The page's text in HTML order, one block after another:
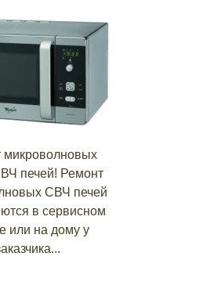
микроволновых
печей! Ремонт
СВЧ печей
в сервисном
или на дому у